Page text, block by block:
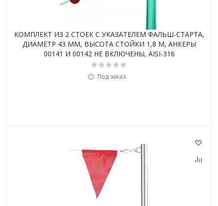
КОМПЛЕКТ ИЗ 2 СТОЕК С УКАЗАТЕЛЕМ ФАЛЬШ-СТАРТА,
ДИАМЕТР 43 ММ, ВЫСОТА СТОЙКИ 1,8 М, АНКЕРЫ
00141 И 00142 НЕ ВКЛЮЧЕНЫ, AISI-316
Под заказ